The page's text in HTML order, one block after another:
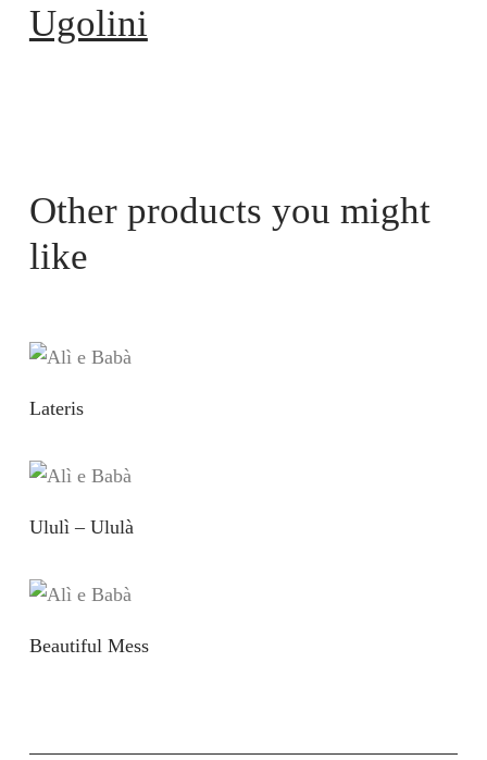
Ugolini
Other products you might
like
Lateris
Ululì – Ululà
Beautiful Mess